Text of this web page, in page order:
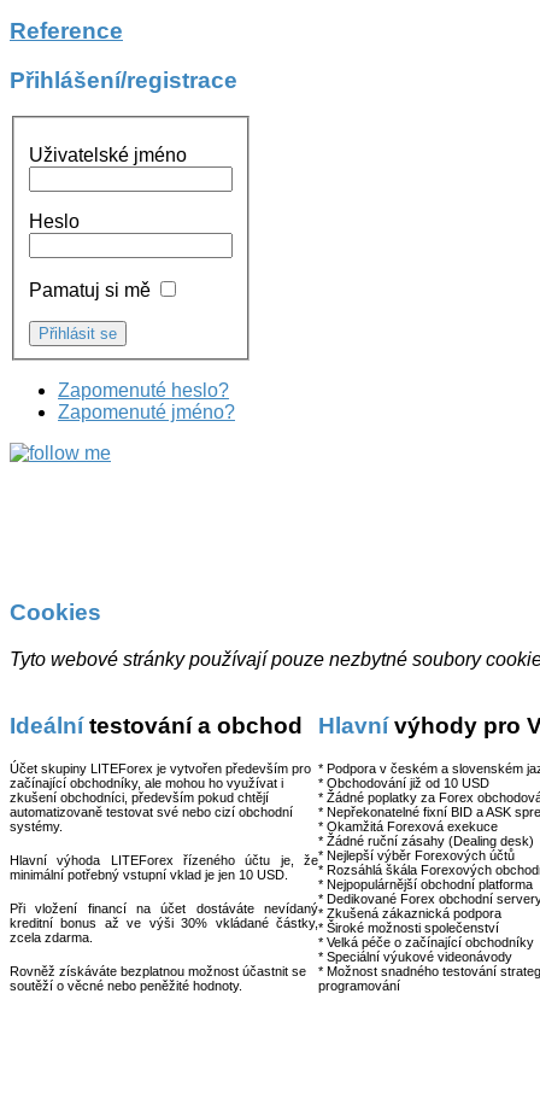
Reference
Přihlášení/registrace
Uživatelské jméno
Heslo
Pamatuj si mě
Zapomenuté heslo?
Zapomenuté jméno?
Cookies
Tyto webové stránky používají pouze nezbytné soubory
Ideálnítestování a obchod
Účet skupiny LITEForex je vytvořen především pro
začínající obchodníky, ale mohou ho využívat i
zkušení obchodníci, především pokud chtějí
automatizovaně testovat své nebo cizí obchodní
systémy.
Hlavní výhoda LITEForex řízeného účtu je, že
minimální potřebný vstupní vklad je jen 10 USD.
Při vložení financí na účet dostáváte nevídaný
kreditní bonus až ve výši 30% vkládané částky,
zcela zdarma.
Rovněž získáváte bezplatnou možnost účastnit se
soutěží o věcné nebo peněžité hodnoty.
Hlavnívýhody pro
* Podpora v českém a slovenském
* Obchodování již od 10 USD
* Žádné poplatky za Forex
* Nepřekonatelné fixní BID a ASK
* Okamžitá Forexová exekuce
* Žádné ruční zásahy (Dealing desk)
* Nejlepší výběr Forexových účtů
* Rozsáhlá škála Forexových
* Nejpopulárnější obchodní platforma
* Dedikované Forex obchodní
* Zkušená zákaznická podpora
* Široké možnosti společenství
* Velká péče o začínající obchodníky
* Speciální výukové videonávody
* Možnost snadného testování
programování